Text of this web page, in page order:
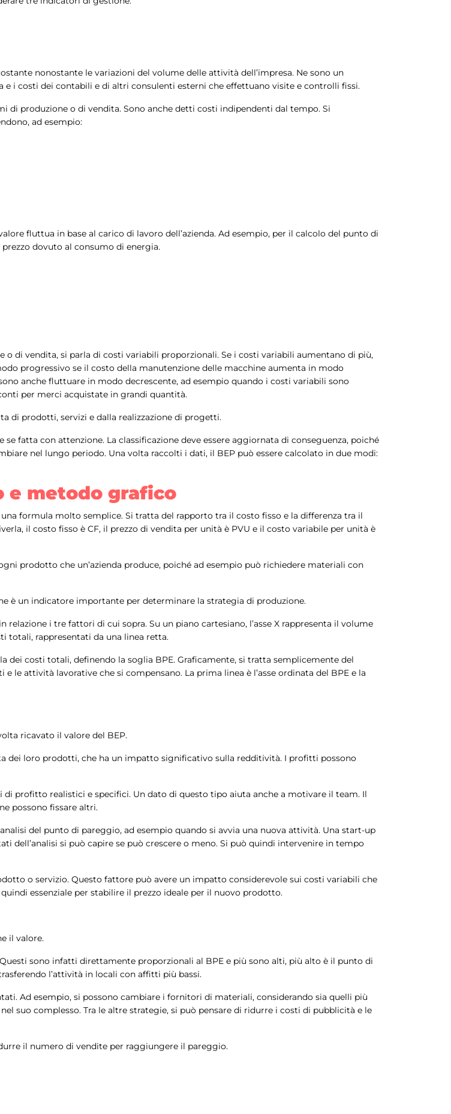
nonostante le variazioni del volume delle attività dell’impresa. Ne sono un
i costi dei contabili e di altri consulenti esterni che effettuano visite e controlli fissi.
di produzione o di vendita. Sono anche detti costi indipendenti dal tempo. Si
ad esempio:
fluttua in base al carico di lavoro dell’azienda. Ad esempio, per il calcolo del punto di
dovuto al consumo di energia.
di vendita, si parla di costi variabili proporzionali. Se i costi variabili aumentano di più,
progressivo se il costo della manutenzione delle macchine aumenta in modo
anche fluttuare in modo decrescente, ad esempio quando i costi variabili sono
per merci acquistate in grandi quantità.
di prodotti, servizi e dalla realizzazione di progetti.
fatta con attenzione. La classificazione deve essere aggiornata di conseguenza, poiché
nel lungo periodo. Una volta raccolti i dati, il BEP può essere calcolato in due modi:
e metodo grafico
formula molto semplice. Si tratta del rapporto tra il costo fisso e la differenza tra il
il costo fisso è CF, il prezzo di vendita per unità è PVU e il costo variabile per unità è
prodotto che un’azienda produce, poiché ad esempio può richiedere materiali con
è un indicatore importante per determinare la strategia di produzione.
i tre fattori di cui sopra. Su un piano cartesiano, l’asse X rappresenta il volume
totali, rappresentati da una linea retta.
dei costi totali, definendo la soglia BPE. Graficamente, si tratta semplicemente del
attività lavorative che si compensano. La prima linea è l’asse ordinata del BPE e la
ricavato il valore del BEP.
dei loro prodotti, che ha un impatto significativo sulla redditività. I profitti possono
profitto realistici e specifici. Un dato di questo tipo aiuta anche a motivare il team. Il
possono fissare altri.
del punto di pareggio, ad esempio quando si avvia una nuova attività. Una start-up
dell’analisi si può capire se può crescere o meno. Si può quindi intervenire in tempo
o servizio. Questo fattore può avere un impatto considerevole sui costi variabili che
essenziale per stabilire il prezzo ideale per il nuovo prodotto.
il valore.
sono infatti direttamente proporzionali al BPE e più sono alti, più alto è il punto di
l’attività in locali con affitti più bassi.
Ad esempio, si possono cambiare i fornitori di materiali, considerando sia quelli più
suo complesso. Tra le altre strategie, si può pensare di ridurre i costi di pubblicità e le
il numero di vendite per raggiungere il pareggio.